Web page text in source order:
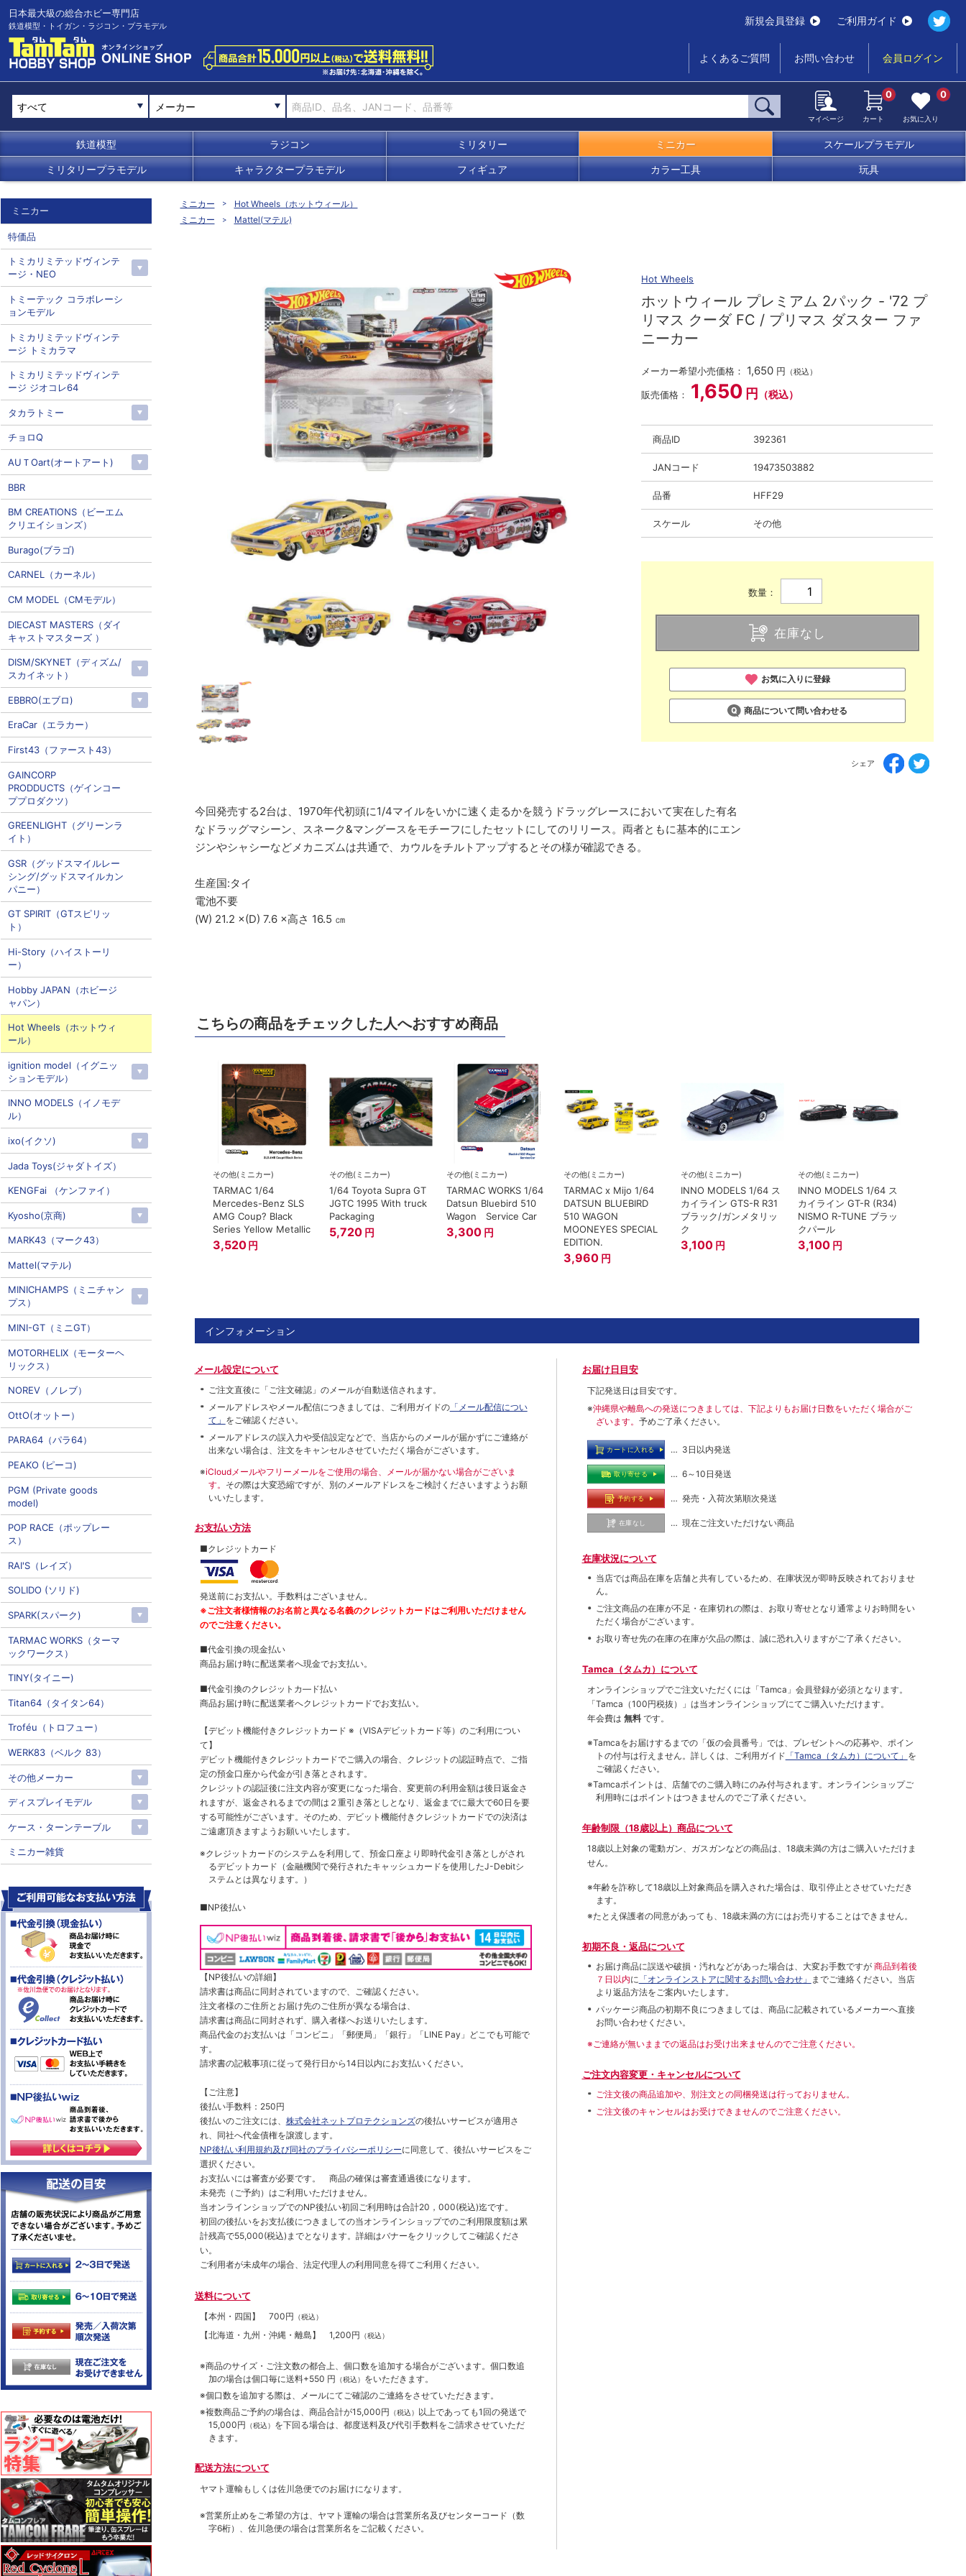
日本最大級の総合ホビー専門店
鉄道模型・トイガン・ラジコン・プラモデル 新規会員登録 ご利用ガイド
よくあるご質問 お問い合わせ 会員ログイン
メーカー
マイページ カート
0
お気に入り
0
鉄道模型 ラジコン ミリタリー ミニカー スケールプラモデル
ミリタリープラモデル キャラクタープラモデル フィギュア カラー工具 玩具
ミニカー
Hot Wheels（ホットウィール）
ミニカー
Mattel(マテル)
Hot Wheels
ホットウィール プレミアム 2パック - '72 プ
リマス クーダ FC / プリマス ダスター ファ
ニーカー
メーカー希望小売価格： 1,650 円 （税込）
販売価格： 1,650 円 （税込）
商品ID 392361
JANコード 19473503882
品番 HFF29
スケール その他
数量：
在庫なし
お気に入りに登録
商品について問い合わせる
シェア
今回発売する2台は、1970年代初頭に1/4マイルをいかに速く走るかを競うドラッグレースにおいて実在した有名
なドラッグマシーン、スネーク&マングースをモチーフにしたセットにしてのリリース。両者ともに基本的にエン
ジンやシャシーなどメカニズムは共通で、カウルをチルトアップするとその様が確認できる。
生産国:タイ
電池不要
(W) 21.2 ×(D) 7.6 ×高さ 16.5 ㎝
こちらの商品をチェックした人へおすすめ商品
その他(ミニカー)
TARMAC 1/64
Mercedes-Benz SLS
AMG Coup? Black
Series Yellow Metallic
3,520 円
その他(ミニカー)
1/64 Toyota Supra GT
JGTC 1995 With truck
Packaging
5,720 円
その他(ミニカー)
TARMAC WORKS 1/64
Datsun Bluebird 510
Wagon Service Car
3,300 円
その他(ミニカー)
TARMAC x Mijo 1/64
DATSUN BLUEBIRD
510 WAGON
MOONEYES SPECIAL
EDITION.
3,960 円
その他(ミニカー)
INNO MODELS 1/64 ス
カイライン GTS-R R31
ブラック/ガンメタリッ
ク
3,100 円
その他(ミニカー)
INNO MODELS 1/64 ス
カイライン GT-R (R34)
NISMO R-TUNE ブラッ
クパール
3,100 円
インフォメーション
メール設定について
ご注文直後に「ご注文確認」のメールが自動送信されます。
メールアドレスやメール配信につきましては、ご利用ガイドの「メール配信につい
て」 をご確認ください。
メールアドレスの誤入力や受信設定などで、当店からのメールが届かずにご連絡が
出来ない場合は、注文をキャンセルさせていただく場合がございます。
※iCloudメールやフリーメールをご使用の場合、メールが届かない場合がございま
す。 その際は大変恐縮ですが、別のメールアドレスをご検討くださいますようお願
いいたします。
お支払い方法
■クレジットカード
発送前にお支払い。手数料はございません。
※ご注文者様情報のお名前と異なる名義のクレジットカードはご利用いただけません
のでご注意ください。
■代金引換の現金払い
商品お届け時に配送業者へ現金でお支払い。
■代金引換のクレジットカ―ド払い
商品お届け時に配送業者へクレジットカードでお支払い。
【デビット機能付きクレジットカード ※（VISAデビットカード等） のご利用につい
て】
デビット機能付きクレジットカードでご購入の場合、クレジットの認証時点で、ご指
定の預金口座から代金が引き落とされます。
クレジットの認証後に注文内容が変更になった場合、変更前の利用金額は後日返金さ
れますが、返金されるまでの間は２重引き落としとなり、返金までに最大で60日を要
する可能性がございます。そのため、デビット機能付きクレジットカードでの決済は
ご遠慮頂きますようお願いいたします。
※クレジットカードのシステムを利用して、預金口座より即時代金引き落としがされ
るデビットカード（金融機関で発行されたキャッシュカードを使用したJ-Debitシ
ステムとは異なります。）
■NP後払い
【NP後払いの詳細】
請求書は商品に同封されていますので、ご確認ください。
注文者様のご住所とお届け先のご住所が異なる場合は、
請求書は商品に同封されず、購入者様へお送りいたします。
商品代金のお支払いは「コンビニ」「郵便局」「銀行」「LINE Pay」どこでも可能で
す。
請求書の記載事項に従って発行日から14日以内にお支払いください。
【ご注意】
後払い手数料：250円
後払いのご注文には、 株式会社ネットプロテクションズの後払いサービスが適用さ
れ、同社へ代金債権を譲渡します。
NP後払い利用規約及び同社のプライバシーポリシーに同意して、後払いサービスをご
選択ください。
お支払いには審査が必要です。 商品の確保は審査通過後になります。
未発売（ご予約）はご利用いただけません。
当オンラインショップでのNP後払い初回ご利用時は合計20，000(税込)迄です。
初回の後払いをお支払後につきましての当オンラインショップでのご利用限度額は累
計残高で55,000(税込)までとなります。詳細はバナーをクリックしてご確認くださ
い。
ご利用者が未成年の場合、法定代理人の利用同意を得てご利用ください。
送料について
【本州・四国】 700円 （税込）
【北海道・九州・沖縄・離島】 1,200円 （税込）
※商品のサイズ・ご注文数の都合上、個口数を追加する場合がございます。個口数追
加の場合は個口毎に送料+550 円 （税込） をいただきます。
※個口数を追加する際は、メールにてご確認のご連絡をさせていただきます。
※複数商品ご予約の場合は、商品合計が15,000円 （税込） 以上であっても1回の発送で
15,000円 （税込） を下回る場合は、都度送料及び代引手数料をご請求させていただ
きます。
配送方法について
ヤマト運輸もしくは佐川急便でのお届けになります。
※営業所止めをご希望の方は、ヤマト運輸の場合は営業所名及びセンターコード（数
字6桁）、佐川急便の場合は営業所名をご記載ください。
お届け日目安
下記発送日は目安です。
※沖縄県や離島への発送につきましては、下記よりもお届け日数をいただく場合がご
ざいます。 予めご了承ください。
カートに入れる … 3日以内発送
取り寄せる … 6～10日発送
予約する … 発売・入荷次第順次発送
在庫なし … 現在ご注文いただけない商品
在庫状況について
当店では商品在庫を店舗と共有しているため、在庫状況が即時反映されておりませ
ん。
ご注文商品の在庫が不足・在庫切れの際は、お取り寄せとなり通常よりお時間をい
ただく場合がございます。
お取り寄せ先の在庫の在庫が欠品の際は、誠に恐れ入りますがご了承ください。
Tamca（タムカ）について
オンラインショップでご注⽂いただくには「Tamca」会員登録が必須となります。
「Tamca （100円税抜）
」は当オンラインショップにてご購⼊いただけます。
年会費は 無料 です。
※Tamcaをお届けするまでの「仮の会員番号」では、プレゼントへの応募や、ポイン
トの付与は⾏えません。詳しくは、ご利⽤ガイド 「Tamca（タムカ）について」 を
ご確認ください。
※Tamcaポイントは、店舗でのご購⼊時にのみ付与されます。オンラインショップご
利用時にはポイントはつきませんのでご了承ください。
年齢制限（18歳以上）商品について
18歳以上対象の電動ガン、ガスガンなどの商品は、18歳未満の方はご購入いただけま
せん。
※年齢を詐称して18歳以上対象商品を購入された場合は、取引停止とさせていただき
ます。
※たとえ保護者の同意があっても、18歳未満の方にはお売りすることはできません。
初期不良・返品について
お届け商品に誤送や破損・汚れなどがあった場合は、大変お手数ですが 商品到着後
７日以内に 「オンラインストアに関するお問い合わせ」 までご連絡ください。当店
より返品方法をご案内いたします。
パッケージ商品の初期不良につきましては、商品に記載されているメーカーへ直接
お問い合わせください。
※ご連絡が無いままでの返品はお受け出来ませんのでご注意ください。
ご注文内容変更・キャンセルについて
ご注文後の商品追加や、別注文との同梱発送は行っておりません。
ご注文後のキャンセルはお受けできませんのでご注意ください。
ミニカー
特価品
トミカリミテッドヴィンテ
ージ・NEO
トミーテック コラボレーシ
ョンモデル
トミカリミテッドヴィンテ
ージ トミカラマ
トミカリミテッドヴィンテ
ージ ジオコレ64
タカラトミー
チョロQ
AUＴOart(オートアート)
BBR
BM CREATIONS（ビーエム
クリエイションズ）
Burago(ブラゴ)
CARNEL（カーネル）
CM MODEL（CMモデル）
DIECAST MASTERS（ダイ
キャストマスターズ ）
DISM/SKYNET（ディズム/
スカイネット）
EBBRO(エブロ)
EraCar（エラカー）
First43（ファースト43）
GAINCORP
PRODDUCTS（ゲインコー
ププロダクツ）
GREENLIGHT（グリーンラ
イト）
GSR（グッドスマイルレー
シング/グッドスマイルカン
パニー）
GT SPIRIT（GTスピリッ
ト）
Hi-Story（ハイストーリ
ー）
Hobby JAPAN（ホビージ
ャパン）
Hot Wheels（ホットウィ
ール）
ignition model（イグニッ
ションモデル）
INNO MODELS（イノモデ
ル）
ixo(イクソ)
Jada Toys(ジャダトイズ）
KENGFai （ケンファイ）
Kyosho(京商)
MARK43（マーク43）
Mattel(マテル)
MINICHAMPS（ミニチャン
プス）
MINI-GT（ミニGT）
MOTORHELIX（モーターヘ
リックス）
NOREV（ノレブ）
OttO(オットー）
PARA64（パラ64）
PEAKO (ピーコ)
PGM (Private goods
model)
POP RACE（ポップレー
ス）
RAI'S（レイズ）
SOLIDO (ソリド)
SPARK(スパーク)
TARMAC WORKS（ターマ
ックワークス）
TINY(タイニー)
Titan64（タイタン64）
Troféu（トロフュー）
WERK83（ベルク 83）
その他メーカー
ディスプレイモデル
ケース・ターンテーブル
ミニカー雑貨